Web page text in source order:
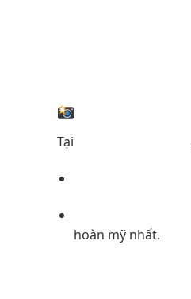
Tại
hoàn mỹ nhất.